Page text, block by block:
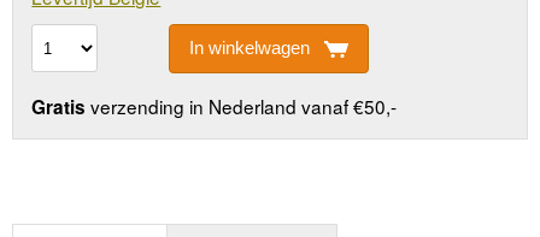
In winkelwagen
Gratis verzending in Nederland vanaf €50,-